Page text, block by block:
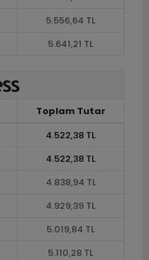
5.556,64 TL
5.641,21 TL
Toplam Tutar
4.522,38 TL
4.522,38 TL
4.838,94 TL
4.929,39 TL
5.019,84 TL
5.110,28 TL